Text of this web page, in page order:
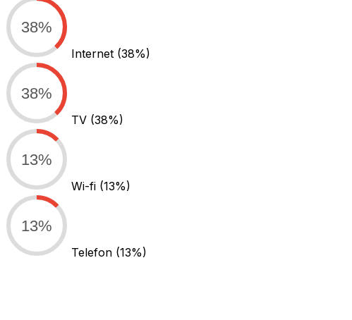
38%
Internet (38%)
38%
TV (38%)
13%
Wi-fi (13%)
13%
Telefon (13%)